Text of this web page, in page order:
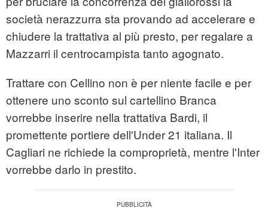
società nerazzurra sta provando ad accelerare e
chiudere la trattativa al più presto, per regalare a
Mazzarri il centrocampista tanto agognato.
Trattare con Cellino non è per niente facile e per
ottenere uno sconto sul cartellino Branca
vorrebbe inserire nella trattativa Bardi, il
promettente portiere dell'Under 21 italiana. Il
Cagliari ne richiede la comproprietà, mentre l'Inter
vorrebbe darlo in prestito.